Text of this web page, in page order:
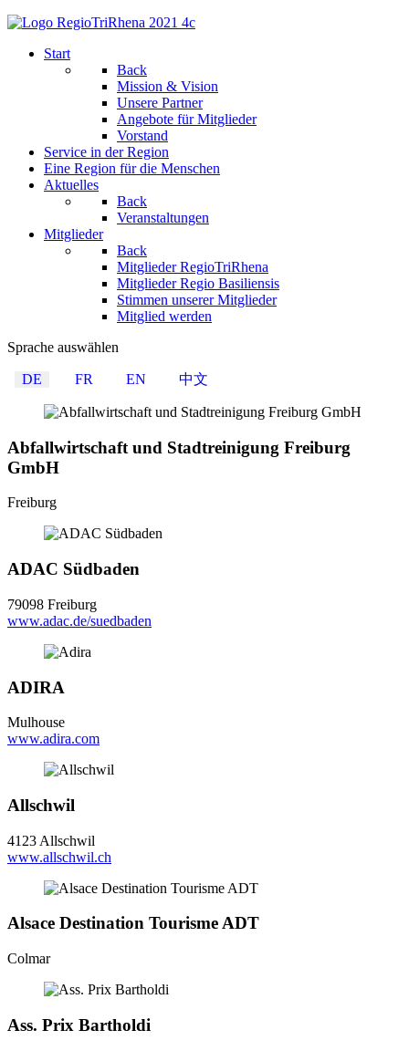
Start
Back
Mission & Vision
Unsere Partner
Angebote für Mitglieder
Vorstand
Service in der Region
Eine Region für die Menschen
Aktuelles
Back
Veranstaltungen
Mitglieder
Back
Mitglieder RegioTriRhena
Mitglieder Regio Basiliensis
Stimmen unserer Mitglieder
Mitglied werden
Sprache auswählen
DE FR EN 中文
Abfallwirtschaft und Stadtreinigung Freiburg
GmbH
Freiburg
ADAC Südbaden
79098 Freiburg
www.adac.de/suedbaden
ADIRA
Mulhouse
www.adira.com
Allschwil
4123 Allschwil
www.allschwil.ch
Alsace Destination Tourisme ADT
Colmar
Ass. Prix Bartholdi